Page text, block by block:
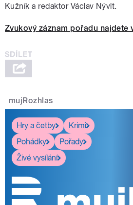
Kužník a redaktor Václav Nývlt.
Zvukový záznam pořadu najdete
mujRozhlas
Hry a četby
Krimi
Pohádky
Pořady
Živé vysílání